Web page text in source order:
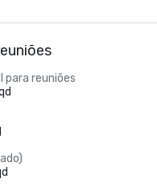
para reuniões